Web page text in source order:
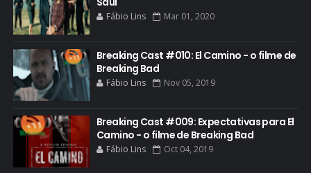
GIANCARLO ESPOSITO
GOLDEN GLOBE
GRACEPOINT
GREENBRIER
GUIA DE EPISÓDIOS
GUS FRING
Fábio Lins Mar 01, 2020
Breaking Cast #010: El Camino - o filme de
Breaking Bad
Fábio Lins Nov 05, 2019
Breaking Cast #009: Expectativas para El
Camino - o filme de Breaking Bad
Fábio Lins Oct 04, 2019